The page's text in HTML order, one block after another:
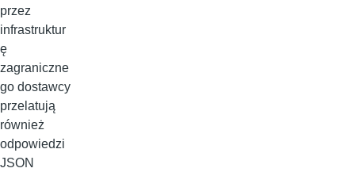
przez
infrastruktur
ę
zagraniczne
go dostawcy
przelatują
również
odpowiedzi
JSON